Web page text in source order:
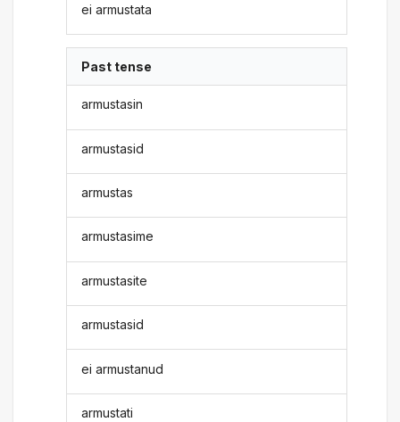
ei armustata
Past tense
armustasin
armustasid
armustas
armustasime
armustasite
armustasid
ei armustanud
armustati